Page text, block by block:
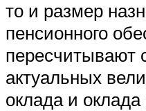
то и размер
пенсионного
пересчитывают
актуальных
оклада и